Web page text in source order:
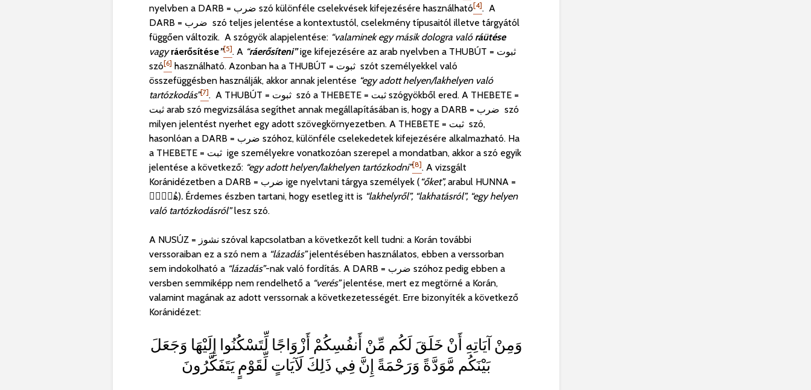
nyelvben a
DARB = ضرب szó különféle cselekvések kifejezésére használható[4]. A
szó teljes jelentése a kontextustól, cselekmény típusaitól illetve tárgyától
függően változik. A szógyök alapjelentése: “valaminek egy másik dologra való ráütése
vagyráerősítése”[5]. A “ráerősíteni”ige kifejezésére az arab nyelvben a THUBÚT = ثبوت
szó[6] használható. Azonban ha a THUBÚT = ثبوت szót személyekkel való
összefüggésben használják, akkor annak jelentése “egy adott helyen/lakhelyen való
tartózkodás”[7]. A THUBÚT = ثبوت szó a THEBETE = ثبت szógyökből ered. A THEBETE =
ثبت arab szó megvizsálása segíthet annak megállapításában is, hogy a
szó
milyen jelentést nyerhet egy adott szövegkörnyezetben. A THEBETE = ثبت szó,
hasonlóan a
szóhoz, különféle cselekedetek kifejezésére alkalmazható. Ha
ige személyekre vonatkozóan szerepel a mondatban, akkor a szó egyik
jelentése a következő: “egy adott helyen/lakhelyen tartózkodni”[8]. A vizsgált
Koránidézetben a D ige nyelvtani tárgya személyek ( “őket”,arabul HUNNA =
هُنَّۚ). Érdemes észben tartani, hogy esetleg itt is “lakhelyről”, “lakhatásról”, “egy helyen
való tartózkodásról”lesz szó.
A NUSÚZ = نشوز szóval kapcsolatban a következőt kell tudni: a Korán további
verssoraiban ez a szó nem a “lázadás”jelentésében használatos, ebben a verssorban
sem indokolható a “lázadás”-nak való fordítás. A
szóhoz pedig ebben a
versben semmiképp nem rendelhető a “verés”jelentése, mert ez megtörné a Korán,
valamint magának az adott verssornak a következetességét. Erre bizonyíték a következő
Koránidézet:
وَمِنْ آيَاتِهِ أَنْ خَلَقَ لَكُم مِّنْ أَنفُسِكُمْ أَزْوَاجًا لِّتَسْكُنُوا إِلَيْهَا وَجَعَلَ
بَيْنَكُم مَّوَدَّةً وَرَحْمَةً إِنَّ فِي ذَلِكَ لَآيَاتٍ لِّقَوْمٍ يَتَفَكَّرُونَ